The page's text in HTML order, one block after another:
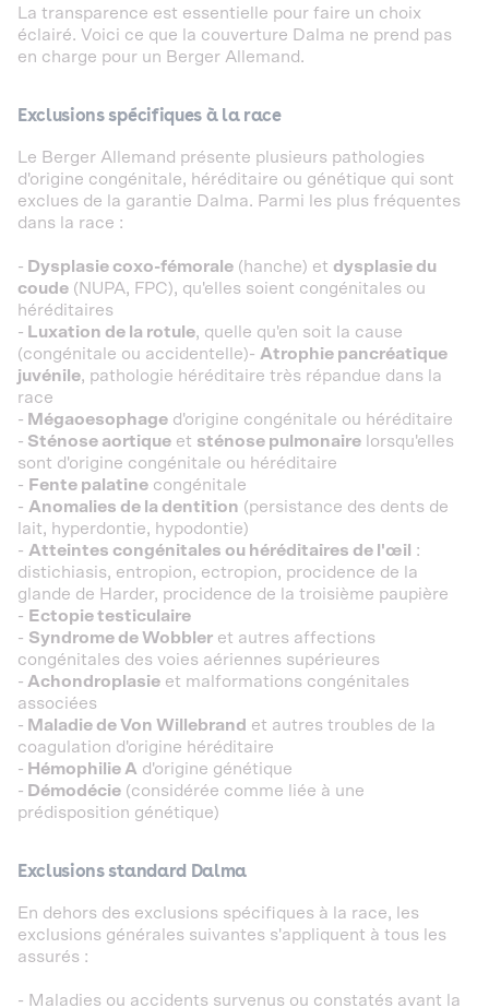
La transparence est essentielle pour faire un choix
éclairé. Voici ce que la couverture Dalma ne prend pas
en charge pour un Berger Allemand.
Exclusions spécifiques à la race
Le Berger Allemand présente plusieurs pathologies
d'origine congénitale, héréditaire ou génétique qui sont
exclues de la garantie Dalma. Parmi les plus fréquentes
dans la race :
- Dysplasie coxo-fémorale (hanche) et dysplasie du
coude (NUPA, FPC), qu'elles soient congénitales ou
héréditaires
- Luxation de la rotule, quelle qu'en soit la cause
(congénitale ou accidentelle)- Atrophie pancréatique
juvénile, pathologie héréditaire très répandue dans la
race
- Mégaoesophage d'origine congénitale ou héréditaire
- Sténose aortique et sténose pulmonaire lorsqu'elles
sont d'origine congénitale ou héréditaire
- Fente palatine congénitale
- Anomalies de la dentition (persistance des dents de
lait, hyperdontie, hypodontie)
- Atteintes congénitales ou héréditaires de l'œil :
distichiasis, entropion, ectropion, procidence de la
glande de Harder, procidence de la troisième paupière
- Ectopie testiculaire
- Syndrome de Wobbler et autres affections
congénitales des voies aériennes supérieures
- Achondroplasie et malformations congénitales
associées
- Maladie de Von Willebrand et autres troubles de la
coagulation d'origine héréditaire
- Hémophilie A d'origine génétique
- Démodécie (considérée comme liée à une
prédisposition génétique)
Exclusions standard Dalma
En dehors des exclusions spécifiques à la race, les
exclusions générales suivantes s'appliquent à tous les
assurés :
- Maladies ou accidents survenus ou constatés avant la